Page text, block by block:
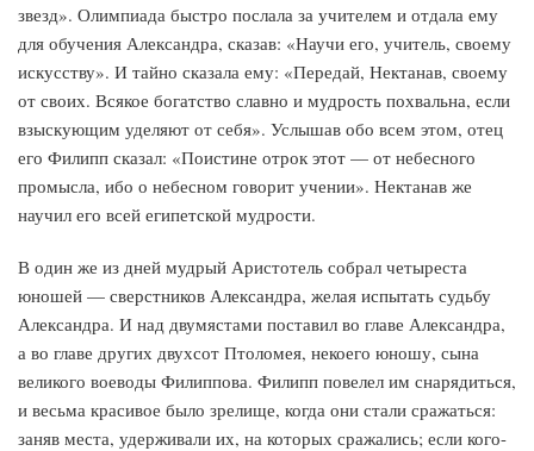
звезд». Олимпиада быстро послала за учителем и отдала ему
для обучения Александра, сказав: «Научи его, учитель, своему
искусству». И тайно сказала ему: «Передай, Нектанав, своему
от своих. Всякое богатство славно и мудрость похвальна, если
взыскующим уделяют от себя». Услышав обо всем этом, отец
его Филипп сказал: «Поистине отрок этот — от небесного
промысла, ибо о небесном говорит учении». Нектанав же
научил его всей египетской мудрости.
В один же из дней мудрый Аристотель собрал четыреста
юношей — сверстников Александра, желая испытать судьбу
Александра. И над двумястами поставил во главе Александра,
а во главе других двухсот Птоломея, некоего юношу, сына
великого воеводы Филиппова. Филипп повелел им снарядиться,
и весьма красивое было зрелище, когда они стали сражаться:
заняв места, удерживали их, на которых сражались; если кого-